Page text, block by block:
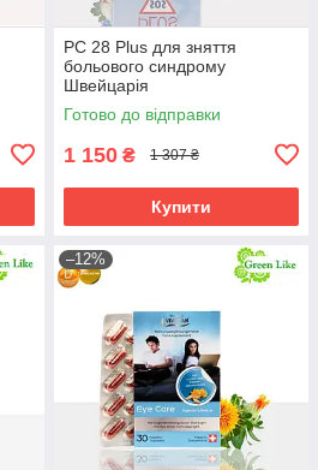
PC 28 Plus для зняття
больового синдрому
Швейцарія
Готово до відправки
1 150 ₴ 1 307 ₴
Купити
–12%